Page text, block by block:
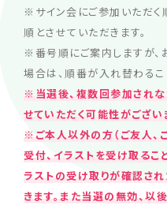
※サイン会にご参加いただく
順とさせていただきます。
※番号順にご案内しますが、
場合は、順番が入れ替わるこ
※当選後、複数回参加され
せていただく可能性がござい
※ご本人以外の方（ご友人、
受付、イラストを受け取るこ
ラストの受け取りが確認さ
きます。また当選の無効、